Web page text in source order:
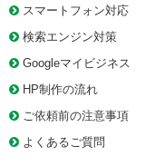
スマートフォン対応
検索エンジン対策
Googleマイビジネス
HP制作の流れ
ご依頼前の注意事項
よくあるご質問